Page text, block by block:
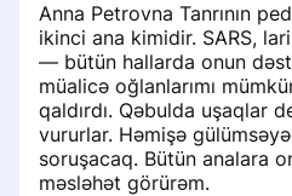
Anna Petrovna Tanrının
ikinci ana kimidir. SARS,
— bütün hallarda onun
müalicə oğlanlarımı
qaldırdı. Qəbulda uşaqlar
vururlar. Həmişə
soruşacaq. Bütün analara
məsləhət görürəm.